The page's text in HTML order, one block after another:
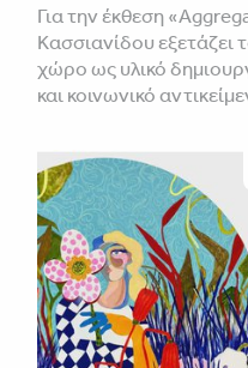
Για την έκθεση
Κασσιανίδου εξετάζει
χώρο ως υλικό
και κοινωνικό